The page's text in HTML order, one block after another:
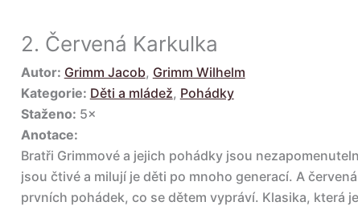
2. Červená Karkulka
Autor: Grimm Jacob, Grimm Wilhelm
Kategorie: Děti a mládež, Pohádky
Staženo: 5×
Anotace:
Bratři Grimmové a jejich pohádky jsou
jsou čtivé a milují je děti po mnoho generací. A
prvních pohádek, co se dětem vypráví. Klasika, která